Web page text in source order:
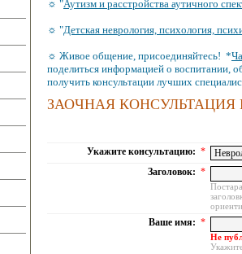
☼ "Аутизм и расстройства аутичного
☼ "Детская неврология, психология,
☼ Живое общение, присоединяйтесь! *
поделиться информацией о воспитании,
получить консультации лучших
ЗАОЧНАЯ КОНСУЛЬТАЦИЯ
Укажите консультацию: *
Заголовок: *
Ваше имя: *
Не